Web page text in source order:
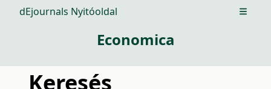
dEjournals Nyitóoldal Open
Economica
Keresés